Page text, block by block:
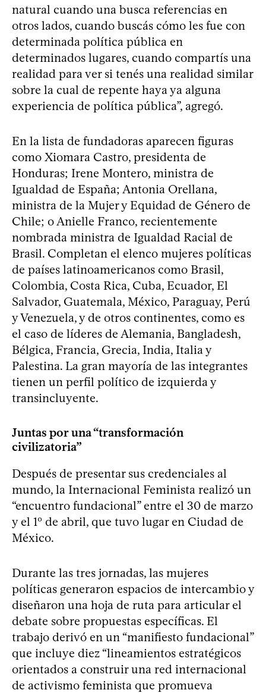
natural cuando una busca referencias en
otros lados, cuando buscás cómo les fue con
determinada política pública en
determinados lugares, cuando compartís una
realidad para ver si tenés una realidad similar
sobre la cual de repente haya ya alguna
experiencia de política pública”, agregó.
En la lista de fundadoras aparecen figuras
como Xiomara Castro, presidenta de
Honduras; Irene Montero, ministra de
Igualdad de España; Antonia Orellana,
ministra de la Mujer y Equidad de Género de
Chile; o Anielle Franco, recientemente
nombrada ministra de Igualdad Racial de
Brasil. Completan el elenco mujeres políticas
de países latinoamericanos como Brasil,
Colombia, Costa Rica, Cuba, Ecuador, El
Salvador, Guatemala, México, Paraguay, Perú
y Venezuela, y de otros continentes, como es
el caso de líderes de Alemania, Bangladesh,
Bélgica, Francia, Grecia, India, Italia y
Palestina. La gran mayoría de las integrantes
tienen un perfil político de izquierda y
transincluyente.
Juntas por una “transformación
civilizatoria”
Después de presentar sus credenciales al
mundo, la Internacional Feminista realizó un
“encuentro fundacional” entre el 30 de marzo
y el 1º de abril, que tuvo lugar en Ciudad de
México.
Durante las tres jornadas, las mujeres
políticas generaron espacios de intercambio y
diseñaron una hoja de ruta para articular el
debate sobre propuestas específicas. El
trabajo derivó en un “manifiesto fundacional”
que incluye diez “lineamientos estratégicos
orientados a construir una red internacional
de activismo feminista que promueva